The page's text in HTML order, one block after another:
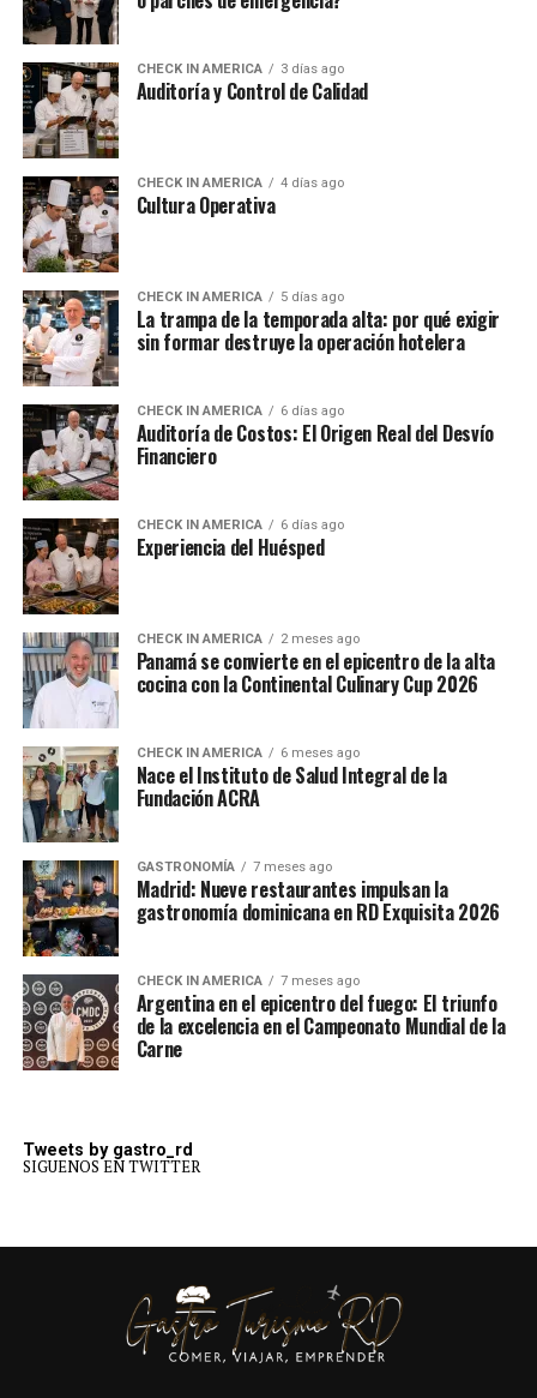
CHECK IN AMERICA 3 días ago
Auditoría y Control de Calidad
CHECK IN AMERICA 4 días ago
Cultura Operativa
CHECK IN AMERICA 5 días ago
La trampa de la temporada alta: por qué exigir
sin formar destruye la operación hotelera
CHECK IN AMERICA 6 días ago
Auditoría de Costos: El Origen Real del Desvío
Financiero
CHECK IN AMERICA 6 días ago
Experiencia del Huésped
CHECK IN AMERICA 2 meses ago
Panamá se convierte en el epicentro de la alta
cocina con la Continental Culinary Cup 2026
CHECK IN AMERICA 6 meses ago
Nace el Instituto de Salud Integral de la
Fundación ACRA
GASTRONOMÍA 7 meses ago
Madrid: Nueve restaurantes impulsan la
gastronomía dominicana en RD Exquisita 2026
CHECK IN AMERICA 7 meses ago
Argentina en el epicentro del fuego: El triunfo
de la excelencia en el Campeonato Mundial de la
Carne
Tweets by gastro_rd
SIGUENOS EN TWITTER